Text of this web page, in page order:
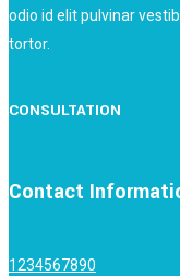
odio id elit pulvinar
tortor.
CONSULTATION
Contact
1234567890